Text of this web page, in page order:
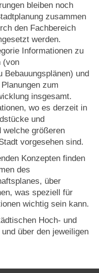
(Уккермарк)
bleiben noch
zusammen
den Fachbereich
werden.
Informationen zu
(von
Bebauungsplänen) und
zum
insgesamt.
wo es derzeit in
und
welche größeren
vorgesehen sind.
Konzepten finden
des
über
was speziell für
wichtig sein kann.
Hoch- und
über den jeweiligen